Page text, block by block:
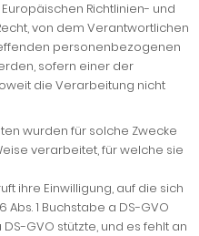
Richtlinien- und
von dem Verantwortlichen
personenbezogenen
sofern einer der
die Verarbeitung nicht
wurden für solche Zwecke
verarbeitet, für welche sie
ihre Einwilligung, auf die sich
1 Buchstabe a DS-GVO
GVO stützte, und es fehlt an